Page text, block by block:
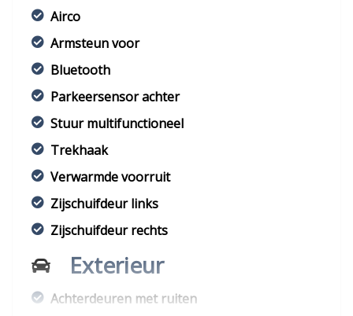
Airco
Armsteun voor
Bluetooth
Parkeersensor achter
Stuur multifunctioneel
Trekhaak
Verwarmde voorruit
Zijschuifdeur links
Zijschuifdeur rechts
Exterieur
Achterdeuren met ruiten